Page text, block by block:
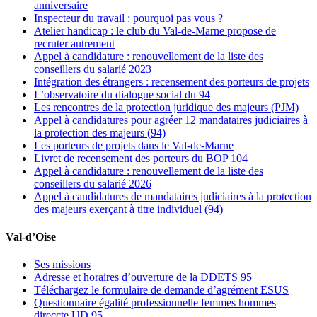
anniversaire
Inspecteur du travail : pourquoi pas vous ?
Atelier handicap : le club du Val-de-Marne propose de
recruter autrement
Appel à candidature : renouvellement de la liste des
conseillers du salarié 2023
Intégration des étrangers : recensement des porteurs de projets
L’observatoire du dialogue social du 94
Les rencontres de la protection juridique des majeurs (PJM)
Appel à candidatures pour agréer 12 mandataires judiciaires à
la protection des majeurs (94)
Les porteurs de projets dans le Val-de-Marne
Livret de recensement des porteurs du BOP 104
Appel à candidature : renouvellement de la liste des
conseillers du salarié 2026
Appel à candidatures de mandataires judiciaires à la protection
des majeurs exerçant à titre individuel (94)
Val-d’Oise
Ses missions
Adresse et horaires d’ouverture de la DDETS 95
Téléchargez le formulaire de demande d’agrément ESUS
Questionnaire égalité professionnelle femmes hommes